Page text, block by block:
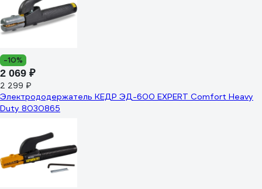
-10%
2 069 ₽
2 299 ₽
Электрододержатель КЕДР ЭД-600 EXPERT Comfort Heavy
Duty 8030865